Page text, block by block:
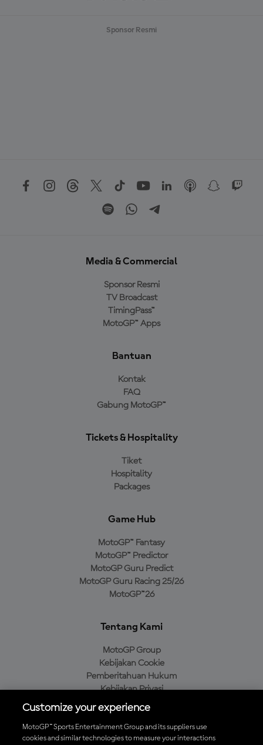
Sponsor Resmi
Media & Commercial
Sponsor Resmi
TV Broadcast
TimingPass™
MotoGP™ Apps
Bantuan
Kontak
FAQ
Gabung MotoGP™
Tickets & Hospitality
Tiket
Hospitality
Packages
Game Hub
MotoGP™ Fantasy
MotoGP™ Predictor
MotoGP Guru Predict
MotoGP Guru Racing 25/26
MotoGP™26
Tentang Kami
MotoGP Group
Kebijakan Cookie
Pemberitahuan Hukum
Kebijakan Privasi
Kebijakan Pembelian
Customize your experience
MotoGP™ Sports Entertainment Group and its suppliers use
cookies and similar technologies to measure your interactions